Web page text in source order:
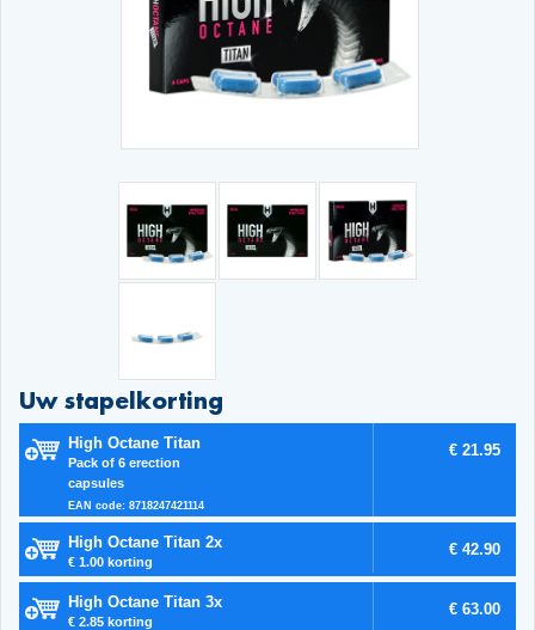
Uw stapelkorting
High Octane Titan
Pack of 6 erection
capsules
EAN code: 8718247421114
€ 21.95
High Octane Titan 2x
€ 1.00 korting
€ 42.90
High Octane Titan 3x
€ 2.85 korting
€ 63.00